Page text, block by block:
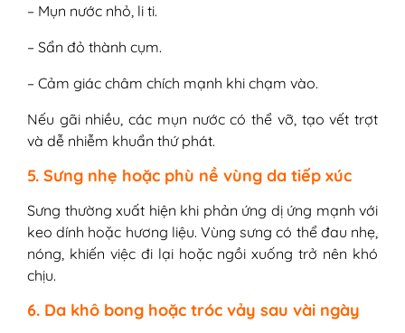
– Mụn nước nhỏ, li ti.
– Sẩn đỏ thành cụm.
– Cảm giác châm chích mạnh khi chạm vào.
Nếu gãi nhiều, các mụn nước có thể vỡ, tạo vết trợt
và dễ nhiễm khuẩn thứ phát.
5. Sưng nhẹ hoặc phù nề vùng da tiếp xúc
Sưng thường xuất hiện khi phản ứng dị ứng mạnh với
keo dính hoặc hương liệu. Vùng sưng có thể đau nhẹ,
nóng, khiến việc đi lại hoặc ngồi xuống trở nên khó
chịu.
6. Da khô bong hoặc tróc vảy sau vài ngày